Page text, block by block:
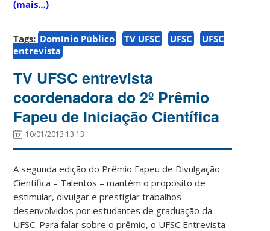
(mais…)
Tags: Domínio Público TV UFSC UFSC
UFSC
entrevista
TV UFSC entrevista
coordenadora do 2º Prêmio
Fapeu de Iniciação Científica
10/01/2013 13:13
A segunda edição do Prêmio Fapeu de Divulgação
Científica – Talentos – mantém o propósito de
estimular, divulgar e prestigiar trabalhos
desenvolvidos por estudantes de graduação da
UFSC. Para falar sobre o prêmio, o UFSC Entrevista